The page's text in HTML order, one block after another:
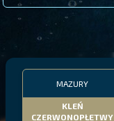
MAZURY
KLEŃ
CZERWONOPŁETWY